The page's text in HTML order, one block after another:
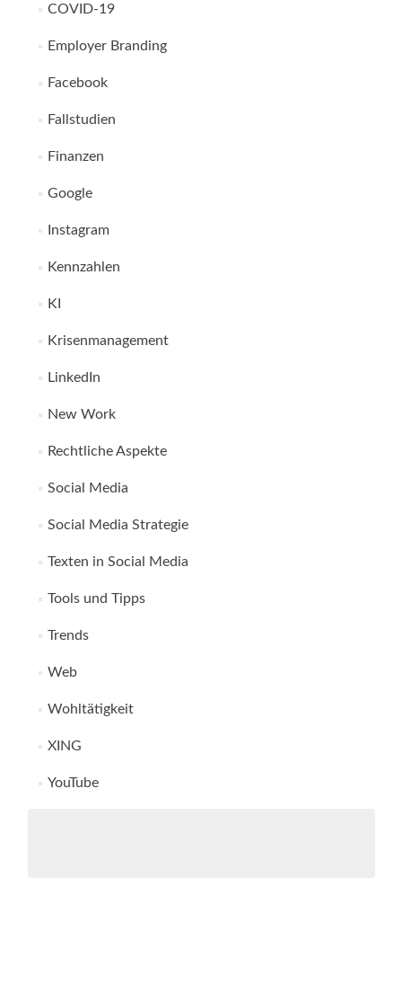
COVID-19
Employer Branding
Facebook
Fallstudien
Finanzen
Google
Instagram
Kennzahlen
KI
Krisenmanagement
LinkedIn
New Work
Rechtliche Aspekte
Social Media
Social Media Strategie
Texten in Social Media
Tools und Tipps
Trends
Web
Wohltätigkeit
XING
YouTube